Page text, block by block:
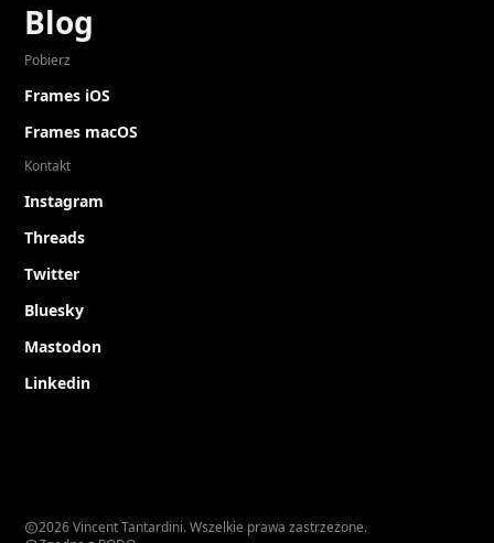
Blog
Pobierz
Frames iOS
Frames macOS
Kontakt
Instagram
Threads
Twitter
Bluesky
Mastodon
Linkedin
2026 Vincent Tantardini. Wszelkie prawa zastrzeżone.